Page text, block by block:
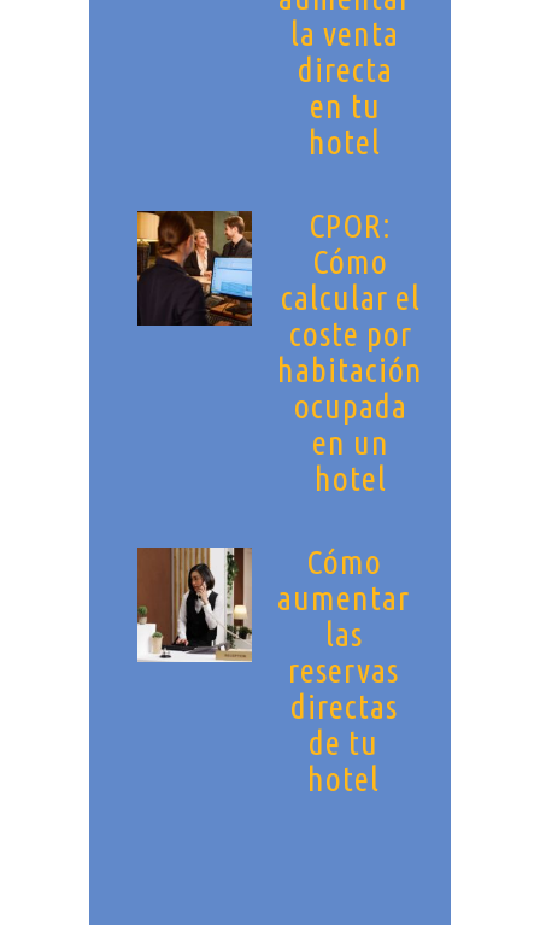
la venta
directa
en tu
hotel
CPOR:
Cómo
calcular el
coste por
habitación
ocupada
en un
hotel
Cómo
aumentar
las
reservas
directas
de tu
hotel